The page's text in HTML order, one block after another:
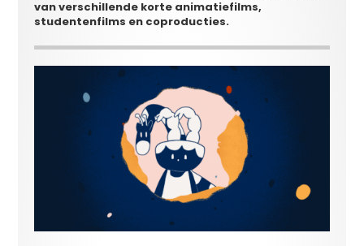
van verschillende korte animatiefilms,
studentenfilms en coproducties.